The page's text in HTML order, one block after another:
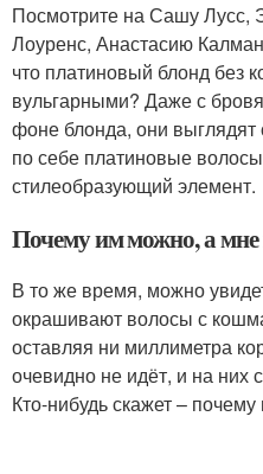
Посмотрите на Сашу
Лоуренс, Анастасию
что платиновый блонд без
вульгарными? Даже с
фоне блонда, они
по себе платиновые
стилеобразующий элемент.
Почему им можно, а мне
В то же время, можно
окрашивают волосы с
оставляя ни миллиметра
очевидно не идёт, и на них
Кто-нибудь скажет –